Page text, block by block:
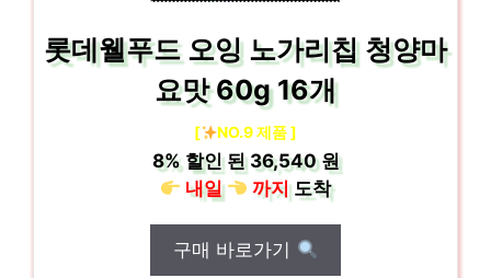
롯데웰푸드 오잉 노가리칩 청양마
요맛 60g 16개
[ NO.9 제품 ]
8%할인 된36,540 원
내일
까지도착
구매 바로가기